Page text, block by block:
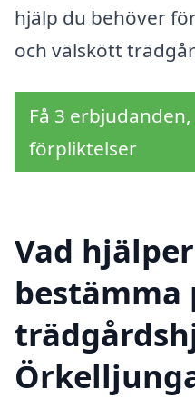
hjälp du behöver
och välskött
Få 3
förpliktelser
Vad
bestämma